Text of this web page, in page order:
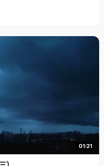
01:21